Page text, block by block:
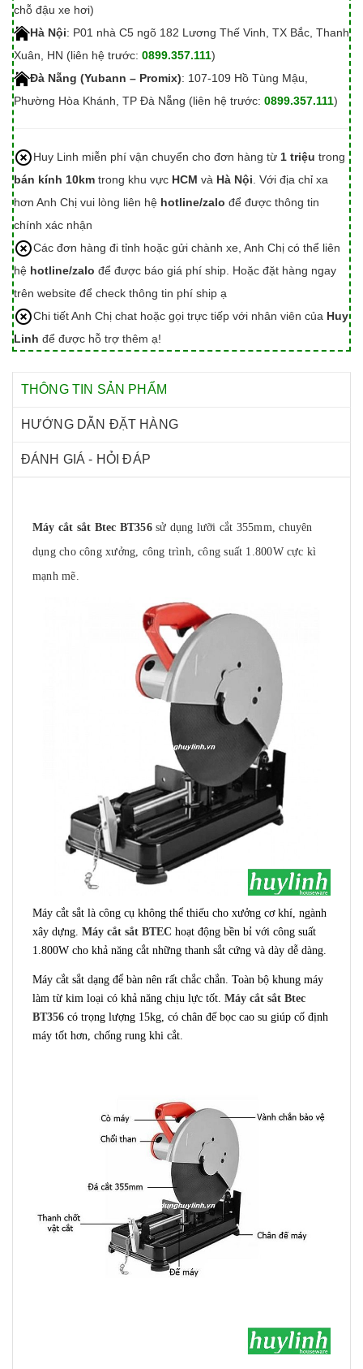
chỗ đậu xe hơi)
Hà Nội: P01 nhà C5 ngõ 182 Lương Thế Vinh, TX Bắc, Thanh
Xuân, HN (liên hệ trước: 0899.357.111)
Đà Nẵng (Yubann – Promix): 107-109 Hồ Tùng Mậu,
Phường Hòa Khánh, TP Đà Nẵng (liên hệ trước: 0899.357.111)
Huy Linh miễn phí vận chuyển cho đơn hàng từ 1 triệu trong
bán kính 10km trong khu vực HCM và Hà Nội . Với địa chỉ xa
hơn Anh Chị vui lòng liên hệ hotline/zalo để được thông tin
chính xác nhận
Các đơn hàng đi tỉnh hoặc gửi chành xe, Anh Chị có thể liên
hệ hotline/zalo để được báo giá phí ship. Hoặc đặt hàng ngay
trên website để check thông tin phí ship ạ
Chi tiết Anh Chị chat hoặc gọi trực tiếp với nhân viên của Huy
Linh để được hỗ trợ thêm ạ!
THÔNG TIN SẢN PHẨM
HƯỚNG DẪN ĐẶT HÀNG
ĐÁNH GIÁ - HỎI ĐÁP
Máy cắt sắt Btec BT356sử dụng lưỡi cắt 355mm, chuyên
dụng cho công xưởng, công trình, công suất 1.800W cực kì
mạnh mẽ.
Máy cắt sắt là công cụ không thể thiếu cho xưởng cơ khí, ngành
xây dựng. Máy cắt sắt BTEC hoạt động bền bỉ với công suất
1.800W cho khả năng cắt những thanh sắt cứng và dày dễ dàng.
Máy cắt sắt dạng để bàn nên rất chắc chắn. Toàn bộ khung máy
làm từ kim loại có khả năng chịu lực tốt. Máy cắt sắt Btec
BT356 có trọng lượng 15kg, có chân đế bọc cao su giúp cố định
máy tốt hơn, chống rung khi cắt.